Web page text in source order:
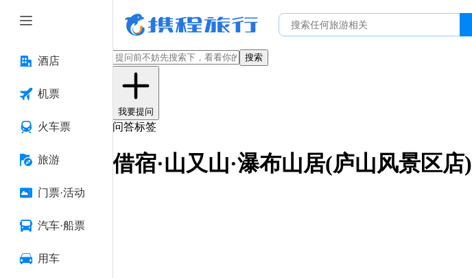
酒店
机票
火车票
旅游
门票·活动
汽车·船票
用车
搜索
我要提问
问答标签
借宿·山又山·瀑布山居(庐山风景区店)